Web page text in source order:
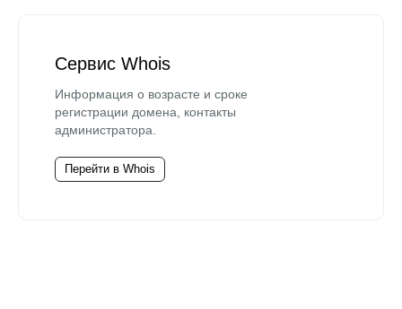
Сервис Whois
Информация о возрасте и сроке
регистрации домена, контакты
администратора.
Перейти в Whois